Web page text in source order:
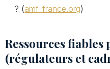
? (amf-france.org)
Ressources
(régulateurs et